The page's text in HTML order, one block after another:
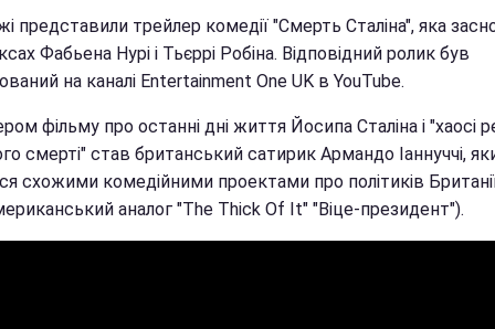
представили трейлер комедії "Смерть Сталіна", яка
Фабьена Нурі і Тьєррі Робіна. Відповідний ролик був
на каналі Entertainment One UK в YouTube.
фільму про останні дні життя Йосипа Сталіна і "хаосі
смерті" став британський сатирик Армандо Іаннуччі,
схожими комедійними проектами про політиків
аналог "The Thick Of It" "Віце-президент").